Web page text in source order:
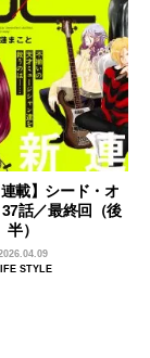
連載】シード・オ
話／最終回（後
半）
LIFE STYLE